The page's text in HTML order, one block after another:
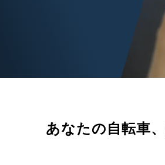
あなたの自転車、